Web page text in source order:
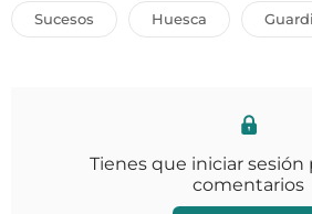
Sucesos Huesca
Tienes que iniciar sesión
comentarios